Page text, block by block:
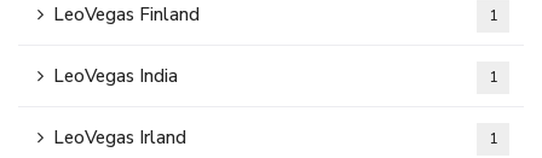
LeoVegas Finland 1
LeoVegas India 1
LeoVegas Irland 1